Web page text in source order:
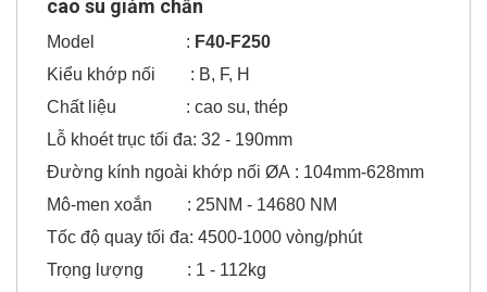
cao su giảm chấn
Model : F40-F250
Kiểu khớp nối : B, F, H
Chất liệu : cao su, thép
Lỗ khoét trục tối đa: 32 - 190mm
Đường kính ngoài khớp nối ØA : 104mm-628mm
Mô-men xoắn : 25NM - 14680 NM
Tốc độ quay tối đa: 4500-1000 vòng/phút
Trọng lượng : 1 - 112kg